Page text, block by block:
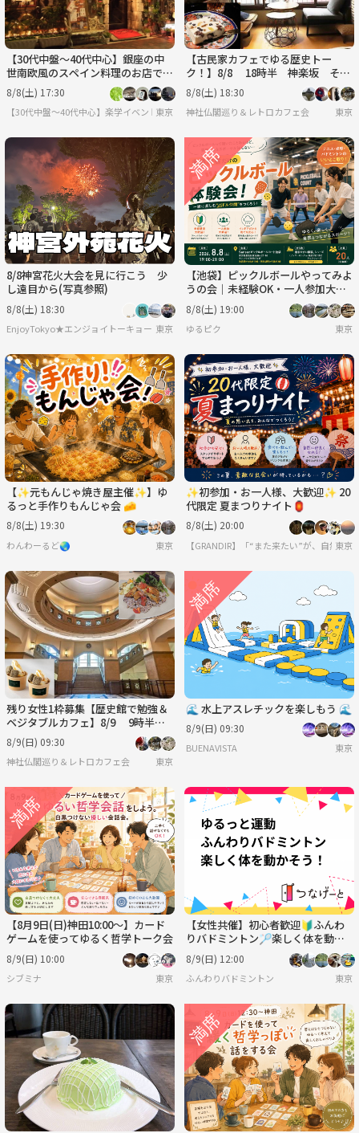
【30代中盤〜40代中心】銀座の中
世南欧風のスペイン料理のお店で食
事会
8/8(土) 17:30
【30代中盤〜40代中心】楽学イベント・勉強会コミュニティ
東京
【古民家カフェでゆる歴史トー
ク！】8/8 18時半 神楽坂 そよ
や江戸端【参加費還元！】
8/8(土) 18:30
神社仏閣巡り＆レトロカフェ会 東京
8/8神宮花火大会を見に行こう 少
し遠目から(写真参照)
8/8(土) 18:30
EnjoyTokyo★エンジョイトーキョー 〜気持ちだけでも国際派〜
東京
【池袋】ピックルボールやってみよ
うの会｜未経験OK・一人参加大歓
迎
8/8(土) 19:00
ゆるピク 東京
【✨元もんじゃ焼き屋主催✨】ゆ
るっと手作りもんじゃ会 🧀
8/8(土) 19:30
わんわーるど🌏 東京
✨初参加・お一人様、大歓迎✨ 20
代限定 夏まつりナイト🏮
8/8(土) 20:00
【GRANDIR】「“また来たい”が、自然と
東京
残り女性1枠募集【歴史館で勉強＆
ベジタブルカフェ】8/9 9時半
白金台 港区立郷土歴史館【常連の
方参加費還元】
8/9(日) 09:30
神社仏閣巡り＆レトロカフェ会 東京
🌊 水上アスレチックを楽しもう 🌊
8/9(日) 09:30
BUENAVISTA 東京
【8月9日(日)神田10:00～】カード
ゲームを使ってゆるく哲学トーク会
8/9(日) 10:00
シブミナ 東京
【女性共催】初心者歓迎🔰ふんわ
りバドミントン🏸楽しく体を動か
そう！
8/9(日) 12:00
ふんわりバドミントン 東京